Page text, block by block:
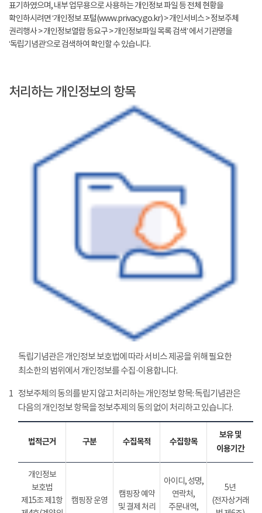
표기하였으며, 내부 업무용으로 사용하는 개인정보 파일 등 전체 현황을
확인하시려면 ‘개인정보 포털(www.privacy.go.kr) > 개인서비스 > 정보주체
권리행사 > 개인정보열람 등요구 > 개인정보파일 목록 검색’ 에서 기관명을
‘독립기념관’으로 검색하여 확인할 수 있습니다.
처리하는 개인정보의 항목
독립기념관은 개인정보 보호법에 따라 서비스 제공을 위해 필요한
최소한의 범위에서 개인정보를 수집·이용합니다.
1 정보주체의 동의를 받지 않고 처리하는 개인정보 항목: 독립기념관은
다음의 개인정보 항목을 정보추제의 동의 없이 처리하고 있습니다.
법적근거 구분 수집목적 수집항목
보유 및
이용기간
개인정보
보호법
제15조 제1항
캠핑장 운영
캠핑장 예약
및 결제 처리
아이디, 성명,
연락처,
주문내역,
5년
(전자상거래